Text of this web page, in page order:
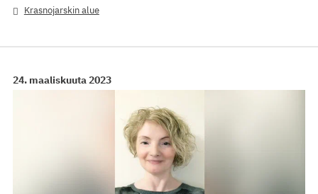
Krasnojarskin alue
24. maaliskuuta 2023